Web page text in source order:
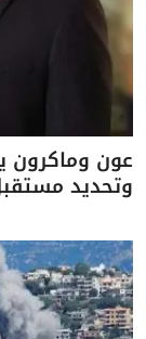
عون وماكرون
وتحديد